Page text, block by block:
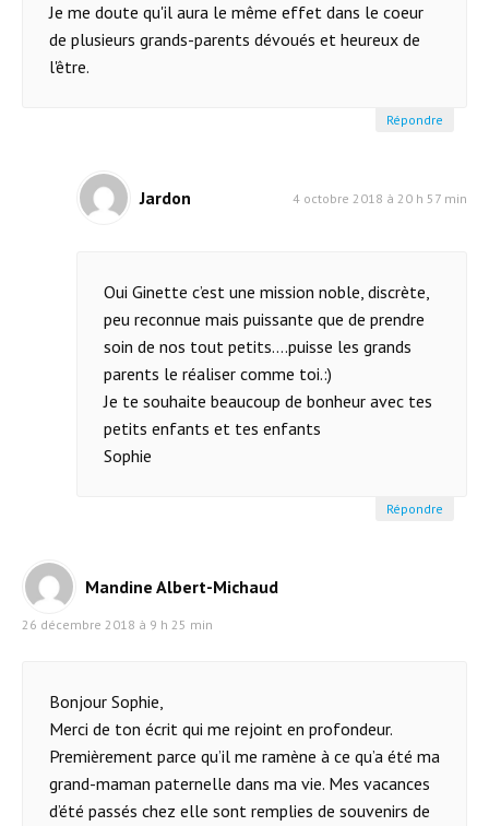
Je me doute qu'il aura le même effet dans le coeur
de plusieurs grands-parents dévoués et heureux de
l'être.
Répondre
Jardon 4 octobre 2018 à 20 h 57 min
Oui Ginette c’est une mission noble, discrète,
peu reconnue mais puissante que de prendre
soin de nos tout petits....puisse les grands
parents le réaliser comme toi.:)
Je te souhaite beaucoup de bonheur avec tes
petits enfants et tes enfants
Sophie
Répondre
Mandine Albert-Michaud
26 décembre 2018 à 9 h 25 min
Bonjour Sophie,
Merci de ton écrit qui me rejoint en profondeur.
Premièrement parce qu’il me ramène à ce qu’a été ma
grand-maman paternelle dans ma vie. Mes vacances
d’été passés chez elle sont remplies de souvenirs de